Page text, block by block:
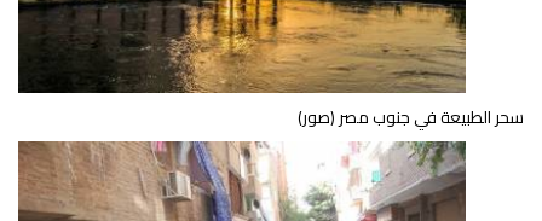
سحر الطبيعة في جنوب مصر (صور)